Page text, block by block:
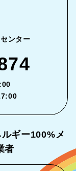
ンター
ギー100%メ
者